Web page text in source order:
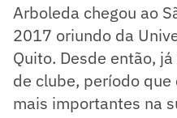
Arboleda chegou ao
2017 oriundo da
Quito. Desde então,
de clube, período
mais importantes na